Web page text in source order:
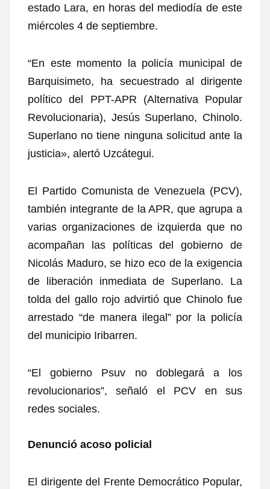
estado Lara, en horas del mediodía de este
miércoles 4 de septiembre.
“En este momento la policía municipal de
Barquisimeto, ha secuestrado al dirigente
político del PPT-APR (Alternativa Popular
Revolucionaria), Jesús Superlano, Chinolo.
Superlano no tiene ninguna solicitud ante la
justicia», alertó Uzcátegui.
El Partido Comunista de Venezuela (PCV),
también integrante de la APR, que agrupa a
varias organizaciones de izquierda que no
acompañan las políticas del gobierno de
Nicolás Maduro, se hizo eco de la exigencia
de liberación inmediata de Superlano. La
tolda del gallo rojo advirtió que Chinolo fue
arrestado “de manera ilegal” por la policía
del municipio Iribarren.
“El gobierno Psuv no doblegará a los
revolucionarios”, señaló el PCV en sus
redes sociales.
Denunció acoso policial
El dirigente del Frente Democrático Popular,